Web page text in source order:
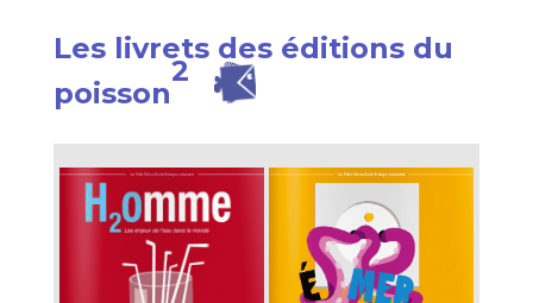
Les livrets des éditions du
poisson
2